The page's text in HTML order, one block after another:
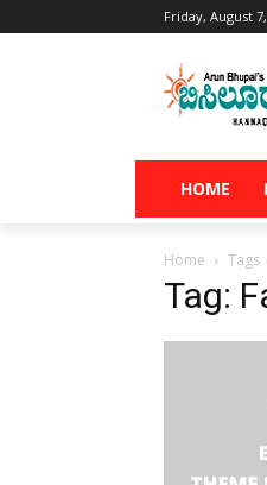
Friday, August
HOME
Home Tags
Tag: